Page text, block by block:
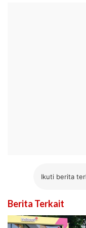
Ikuti berita
Berita Terkait